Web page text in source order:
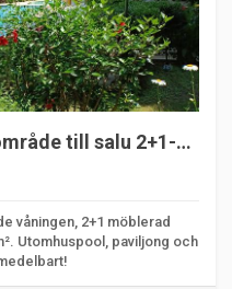
till salu 2+1-
våningen, 2+1 möblerad
Utomhuspool, paviljong och